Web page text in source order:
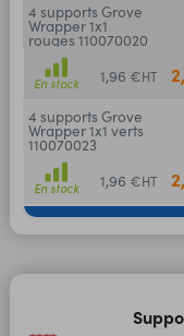
4 supports Grove
Wrapper 1x1
rouges 110070020
En stock 1,96 €HT
4 supports Grove
Wrapper 1x1 verts
110070023
En stock 1,96 €HT